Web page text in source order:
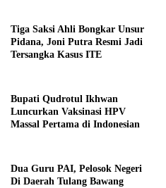
Tiga Saksi Ahli Bongkar Unsur
Pidana, Joni Putra Resmi Jadi
Tersangka Kasus ITE
Bupati Qudrotul Ikhwan
Luncurkan Vaksinasi HPV
Massal Pertama di Indonesian
Dua Guru PAI, Pelosok Negeri
Di Daerah Tulang Bawang